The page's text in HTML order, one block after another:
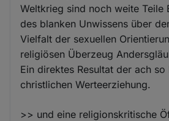
Weltkrieg sind noch weite Teile
des blanken Unwissens über
Vielfalt der sexuellen
religiösen Überzeug
Ein direktes Resultat der ach so
christlichen Werteerziehung.
>> und eine religionskritische